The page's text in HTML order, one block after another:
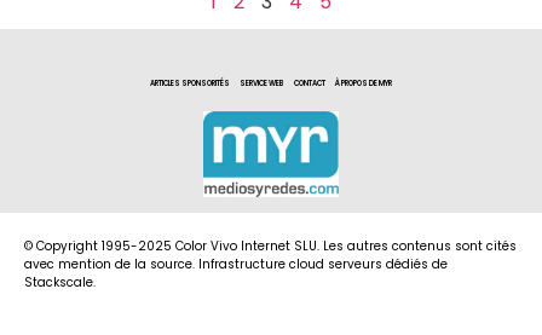
ARTICLES SPONSORITÉS SERVICE WEB CONTACT À PROPOS DE MYR
© Copyright 1995-2025 Color Vivo Internet SLU. Les autres contenus sont cités
avec mention de la source. Infrastructure cloud serveurs dédiés de
Stackscale.